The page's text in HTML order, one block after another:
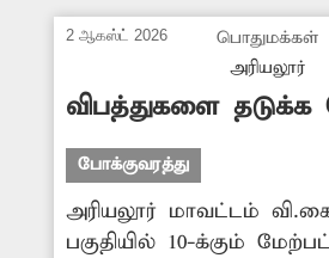
மற்றும் பஸ்களுக்கு
இடையூறு ஏற்பட்டு சில
விபத்துகளும்
இரவு நேரங்களில்
கழிவு தொட்டிகளை
தட்டிவிடுவதால்
சிரமப்படுகின்றனர்.
சுற்றித்திரியும்
2 ஆகஸ்ட் 2026
பொதுமக்கள்
அரியலூர்
விபத்துகளை
போக்குவரத்து
அரியலூர் மாவட்டம்
பகுதியில் 10-க்கும்